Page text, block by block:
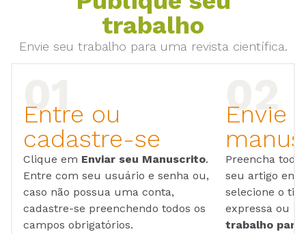
trabalho
Envie seu trabalho para uma revista científica.
Entre ou
cadastre-se
Clique em Enviar seu Manuscrito.
Entre com seu usuário e senha ou,
caso não possua uma conta,
cadastre-se preenchendo todos os
campos obrigatórios.
Envie
Preencha
seu artigo em
selecione o
expressa ou
trabalho para